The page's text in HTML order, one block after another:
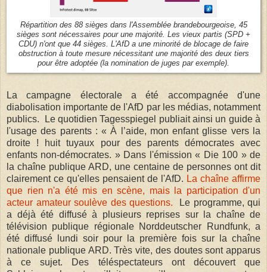
Répartition des 88 sièges dans l'Assemblée brandebourgeoise, 45
sièges sont nécessaires pour une majorité. Les vieux partis (SPD +
CDU) n'ont que 44 sièges. L'AfD a une minorité de blocage de faire
obstruction à toute mesure nécessitant une majorité des deux tiers
pour être adoptée (la nomination de juges par exemple).
La campagne électorale a été accompagnée d'une
diabolisation importante de l'AfD par les médias, notamment
publics. Le quotidien Tagesspiegel publiait ainsi un guide à
l'usage des parents : « À l’aide, mon enfant glisse vers la
droite ! huit tuyaux pour des parents démocrates avec
enfants non-démocrates. » Dans l'émission « Die 100 » de
la chaîne publique ARD, une centaine de personnes ont dit
clairement ce qu'elles pensaient de l'AfD. La chaîne affirme
que rien n'a été mis en scène, mais la participation d'un
acteur amateur soulève des questions. Le programme, qui
a déjà été diffusé à plusieurs reprises sur la chaîne de
télévision publique régionale Norddeutscher Rundfunk, a
été diffusé lundi soir pour la première fois sur la chaîne
nationale publique ARD. Très vite, des doutes sont apparus
à ce sujet. Des téléspectateurs ont découvert que